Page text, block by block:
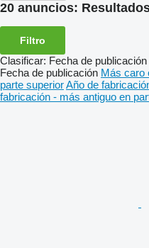
20 anuncios:
Filtro
Clasificar: Fecha de publicación
Fecha de publicación Más caro
parte superiorAño de
fabricación - más antiguo en